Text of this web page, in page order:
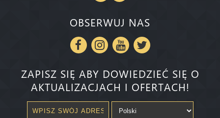
OBSERWUJ NAS
ZAPISZ SIĘ ABY DOWIEDZIEĆ SIĘ O
AKTUALIZACJACH I OFERTACH!